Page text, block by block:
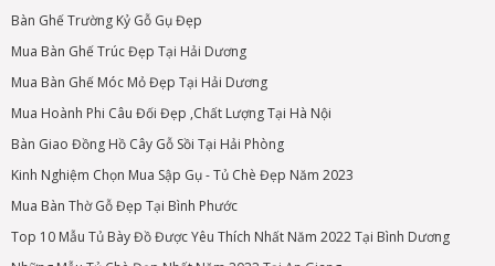
Bàn Ghế Trường Kỷ Gỗ Gụ Đẹp
Mua Bàn Ghế Trúc Đẹp Tại Hải Dương
Mua Bàn Ghế Móc Mỏ Đẹp Tại Hải Dương
Mua Hoành Phi Câu Đối Đẹp ,Chất Lượng Tại Hà Nội
Bàn Giao Đồng Hồ Cây Gỗ Sồi Tại Hải Phòng
Kinh Nghiệm Chọn Mua Sập Gụ - Tủ Chè Đẹp Năm 2023
Mua Bàn Thờ Gỗ Đẹp Tại Bình Phước
Top 10 Mẫu Tủ Bày Đồ Được Yêu Thích Nhất Năm 2022 Tại Bình Dương